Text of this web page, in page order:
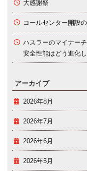
大感謝祭
コールセンター開設
ハスラーのマイナー
安全性能はどう進化し
アーカイブ
2026年8月
2026年7月
2026年6月
2026年5月